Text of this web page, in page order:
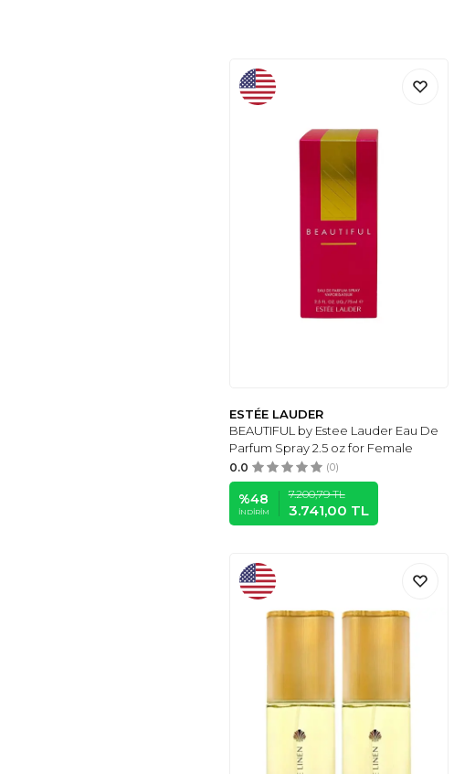
ESTÉE LAUDER
BEAUTIFUL by Estee Lauder Eau De
Parfum Spray 2.5 oz for Female
0.0 (0)
%48
İNDIRIM
7.200,79TL
3.741,00 TL